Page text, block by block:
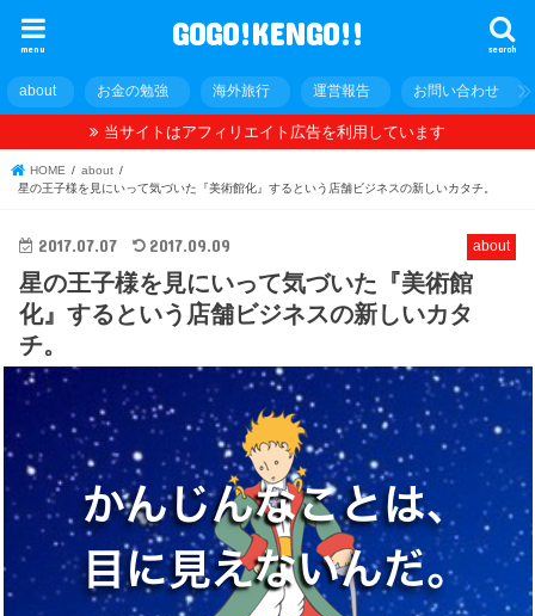
GOGO!KENGO!! search
menu
about お金の勉強 海外旅行 運営報告 お問い合わせ
当サイトはアフィリエイト広告を利用しています
HOME
about
星の王子様を見にいって気づいた『美術館化』するという店舗ビジネスの新しいカタチ。
about
2017.07.07 2017.09.09
星の王子様を見にいって気づいた『美術館
化』するという店舗ビジネスの新しいカタ
チ。